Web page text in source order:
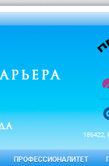
186422,
ПРОФЕССИОНАЛИТЕТ